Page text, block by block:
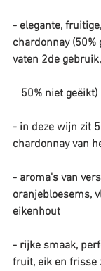
- elegante,
chardonnay
vaten 2de gebruik,
   50% niet geëikt)
- in deze wijn zit
chardonnay van
- aroma's van
oranjebloesems,
eikenhout
- rijke smaak,
fruit, eik en frisse